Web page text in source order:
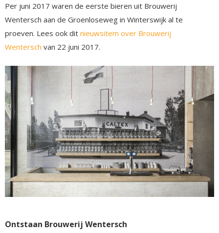
Per juni 2017 waren de eerste bieren uit Brouwerij
Wentersch aan de Groenloseweg in Winterswijk al te
proeven. Lees ook dit nieuwsitem over Brouwerij
Wentersch van 22 juni 2017.
Ontstaan Brouwerij Wentersch